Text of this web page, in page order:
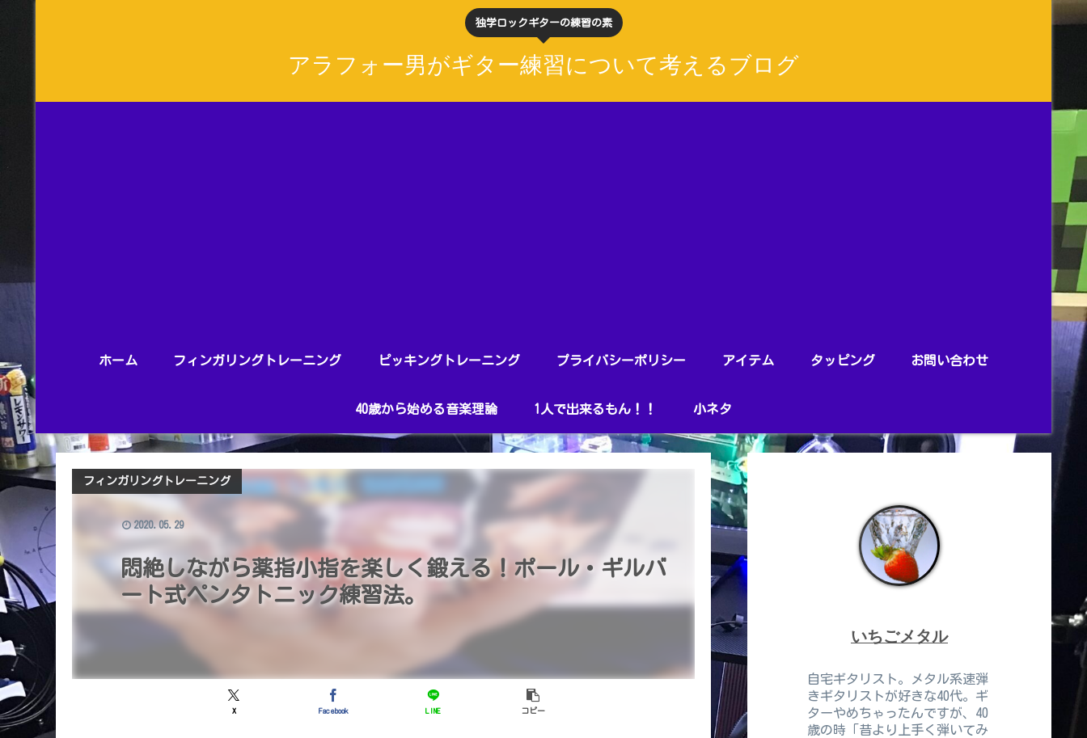
独学ロックギターの練習の素
アラフォー男がギター練習について考えるブログ
ホーム フィンガリングトレーニング ピッキングトレーニング プライバシーポリシー アイテム タッピング お問い合わせ
40歳から始める音楽理論 1人で出来るもん！！ 小ネタ
悶絶しながら薬指小指を楽しく鍛える！ポール・ギルバ
ート式ペンタトニック練習法。
フィンガリングトレーニング
X Facebook LINE コピー
2020.05.29
いちごメタル
自宅ギタリスト。メタル系速弾
きギタリストが好きな40代。ギ
ターやめちゃったんですが、40
歳の時「昔より上手く弾いてみ